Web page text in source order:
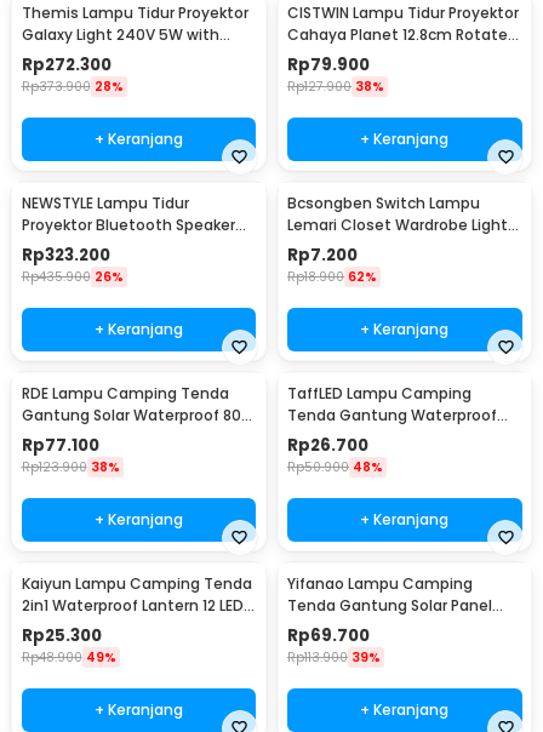
Themis Lampu Tidur Proyektor
Galaxy Light 240V 5W with
Remote Control - HR-A1
Rp272.300
Rp373.900 28%
+ Keranjang
CISTWIN Lampu Tidur Proyektor
Cahaya Planet 12.8cm Rotate
with 6 Film - PT-521
Rp79.900
Rp127.900 38%
+ Keranjang
NEWSTYLE Lampu Tidur
Proyektor Bluetooth Speaker
220V with Remote - GX-334
Rp323.200
Rp435.900 26%
+ Keranjang
Bcsongben Switch Lampu
Lemari Closet Wardrobe Light
Automatic Switch - YGKG1
Rp7.200
Rp18.900 62%
+ Keranjang
RDE Lampu Camping Tenda
Gantung Solar Waterproof 800
Lumens 2400mAh - HS-V65
Rp77.100
Rp123.900 38%
+ Keranjang
TaffLED Lampu Camping
Tenda Gantung Waterproof
150 Lumens 800mAh - 511
Rp26.700
Rp50.900 48%
+ Keranjang
Kaiyun Lampu Camping Tenda
2in1 Waterproof Lantern 12 LED -
9789
Rp25.300
Rp48.900 49%
+ Keranjang
Yifanao Lampu Camping
Tenda Gantung Solar Panel
Waterproof IPX6 280W - G13
Rp69.700
Rp113.900 39%
+ Keranjang